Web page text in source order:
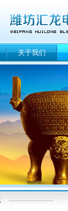
关于我们